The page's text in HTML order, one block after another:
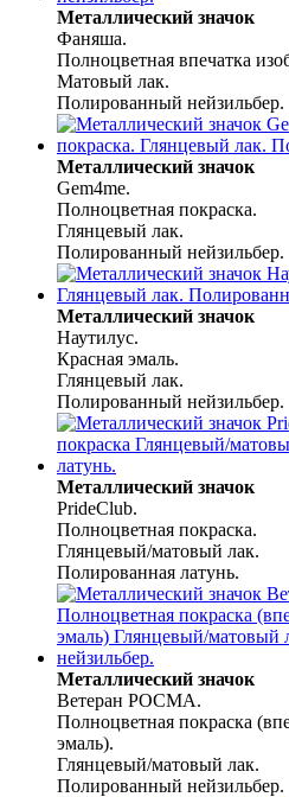
Металлический значок
Фаняша.
Полноцветная впечатка
Матовый лак.
Полированный нейзильбер.
Металлический значок
Gem4me.
Полноцветная покраска.
Глянцевый лак.
Полированный нейзильбер.
Металлический значок
Наутилус.
Красная эмаль.
Глянцевый лак.
Полированный нейзильбер.
Металлический значок
PrideClub.
Полноцветная покраска.
Глянцевый/матовый лак.
Полированная латунь.
Металлический значок
Ветеран РОСМА.
Полноцветная покраска
эмаль).
Глянцевый/матовый лак.
Полированный нейзильбер.